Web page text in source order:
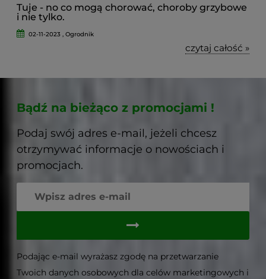
Tuje - no co mogą chorować, choroby grzybowe
i nie tylko.
02-11-2023 , Ogrodnik
czytaj całość »
Bądź na bieżąco z promocjami !
Podaj swój adres e-mail, jeżeli chcesz
otrzymywać informacje o nowościach i
promocjach.
Podając e-mail wyrażasz zgodę na przetwarzanie
Twoich danych osobowych dla celów marketingowych i